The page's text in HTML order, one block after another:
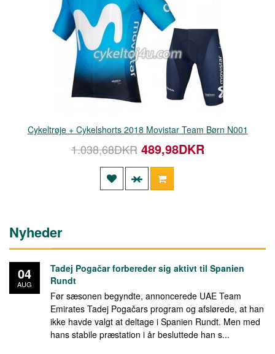
Cykeltrøje + Cykelshorts 2018 Movistar Team Børn N001
1.038,68DKR 489,98DKR
Nyheder
04
AUG
Tadej Pogačar forbereder sig aktivt til Spanien
Rundt
Før sæsonen begyndte, annoncerede UAE Team
Emirates Tadej Pogačars program og afslørede, at han
ikke havde valgt at deltage i Spanien Rundt. Men med
hans stabile præstation i år besluttede han s...